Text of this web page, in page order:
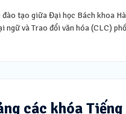
tạo giữa Đại học Bách khoa
ngữ và Trao đổi văn hóa (CLC)
các khóa Tiếng